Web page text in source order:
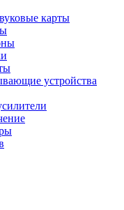
карты
устройства